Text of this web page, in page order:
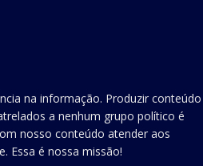
na informação. Produzir conteúdo
a nenhum grupo político é
nosso conteúdo atender aos
Essa é nossa missão!